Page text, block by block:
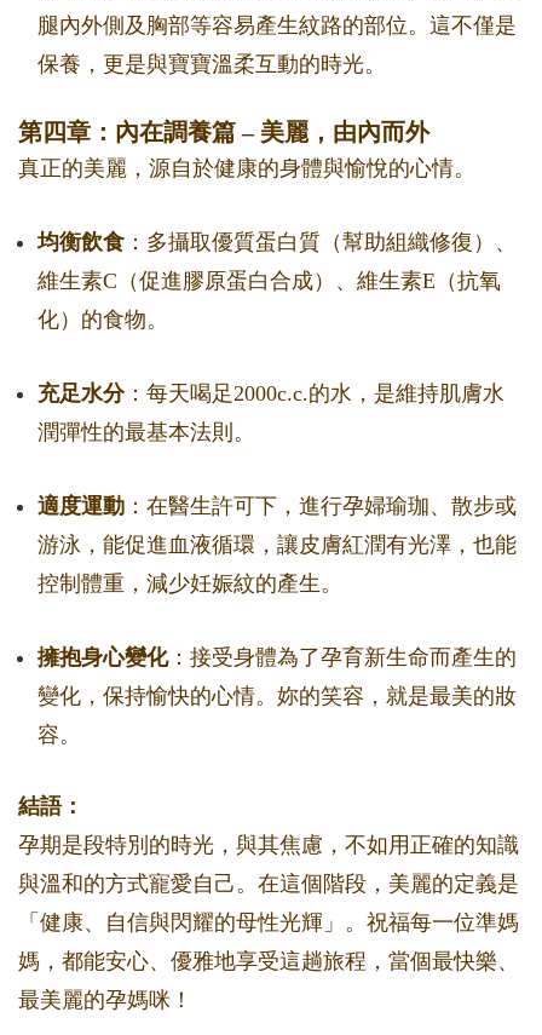
腿內外側及胸部等容易產生紋路的部位。這不僅是
保養，更是與寶寶溫柔互動的時光。
第四章：內在調養篇 – 美麗，由內而外
真正的美麗，源自於健康的身體與愉悅的心情。
均衡飲食 ：多攝取優質蛋白質（幫助組織修復）、
維生素C（促進膠原蛋白合成）、維生素E（抗氧
化）的食物。
充足水分：每天喝足2000c.c.的水，是維持肌膚水
潤彈性的最基本法則。
適度運動 ：在醫生許可下，進行孕婦瑜珈、散步或
游泳，能促進血液循環，讓皮膚紅潤有光澤，也能
控制體重，減少妊娠紋的產生。
擁抱身心變化：接受身體為了孕育新生命而產生的
變化，保持愉快的心情。妳的笑容，就是最美的妝
容。
結語：
孕期是段特別的時光，與其焦慮，不如用正確的知識
與溫和的方式寵愛自己。在這個階段，美麗的定義是
「健康、自信與閃耀的母性光輝」。祝福每一位準媽
媽，都能安心、優雅地享受這趟旅程，當個最快樂、
最美麗的孕媽咪！